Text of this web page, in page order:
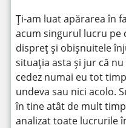
Ți-am luat apărarea în
acum singurul lucru pe
dispreț și obișnuitele
situația asta și jur că
cedez numai eu tot
undeva sau nici acolo.
în tine atât de mult
analizat toate lucrurile